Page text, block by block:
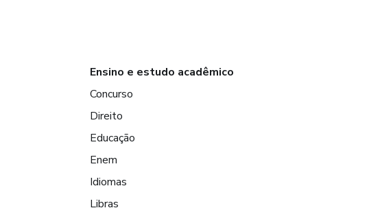
Ensino e estudo acadêmico
Concurso
Direito
Educação
Enem
Idiomas
Libras